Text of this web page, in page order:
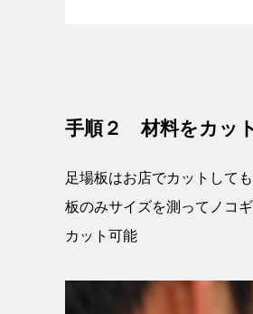
手順２ 材料をカッ
足場板はお店でカットして
板のみサイズを測ってノコ
カット可能